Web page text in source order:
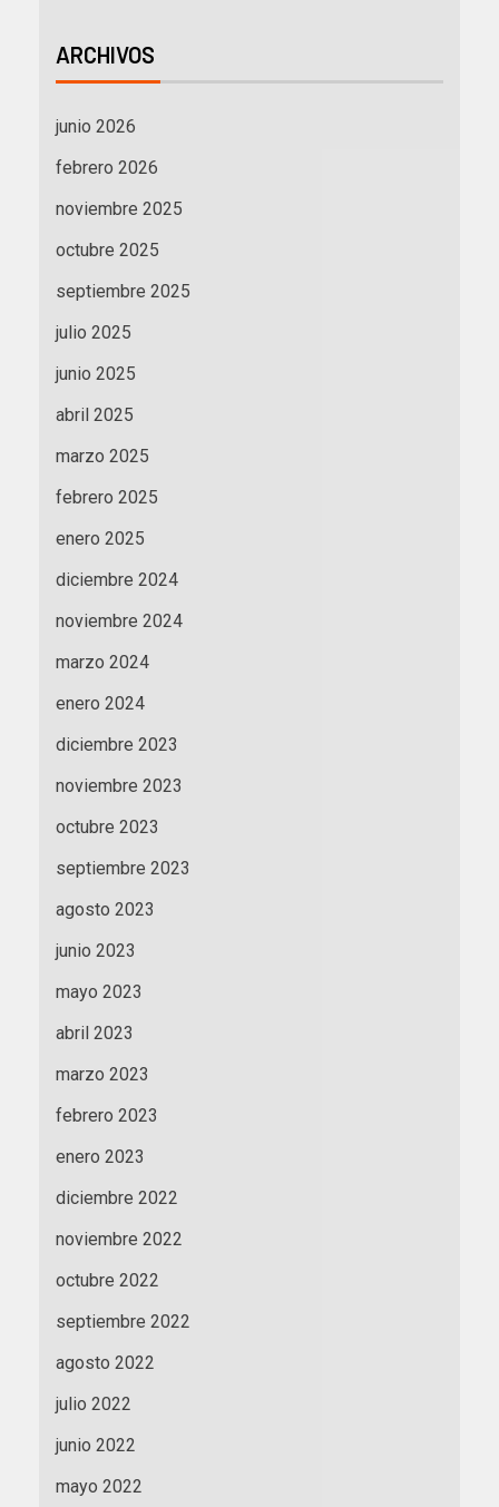
ARCHIVOS
junio 2026
febrero 2026
noviembre 2025
octubre 2025
septiembre 2025
julio 2025
junio 2025
abril 2025
marzo 2025
febrero 2025
enero 2025
diciembre 2024
noviembre 2024
marzo 2024
enero 2024
diciembre 2023
noviembre 2023
octubre 2023
septiembre 2023
agosto 2023
junio 2023
mayo 2023
abril 2023
marzo 2023
febrero 2023
enero 2023
diciembre 2022
noviembre 2022
octubre 2022
septiembre 2022
agosto 2022
julio 2022
junio 2022
mayo 2022